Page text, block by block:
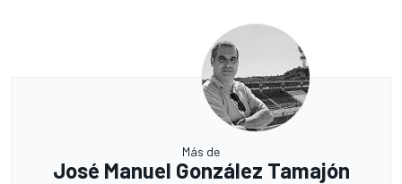
Más de
José Manuel González Tamajón